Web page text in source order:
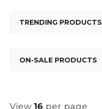
TRENDING PRODUCTS
ON-SALE PRODUCTS
View 16 per page